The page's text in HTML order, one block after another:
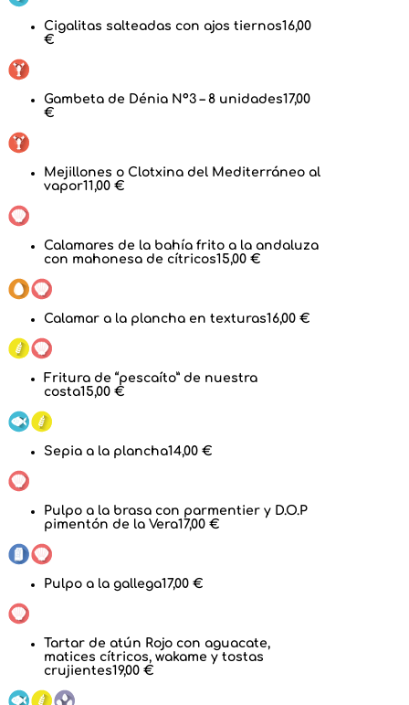
Cigalitas salteadas con ajos tiernos16,00
€
Gambeta de Dénia Nº3 – 8 unidades17,00
€
Mejillones o Clotxina del Mediterráneo al
vapor11,00 €
Calamares de la bahía frito a la andaluza
con mahonesa de cítricos15,00 €
Calamar a la plancha en texturas16,00 €
Fritura de “pescaíto” de nuestra
costa15,00 €
Sepia a la plancha14,00 €
Pulpo a la brasa con parmentier y D.O.P
pimentón de la Vera17,00 €
Pulpo a la gallega17,00 €
Tartar de atún Rojo con aguacate,
matices cítricos, wakame y tostas
crujientes19,00 €